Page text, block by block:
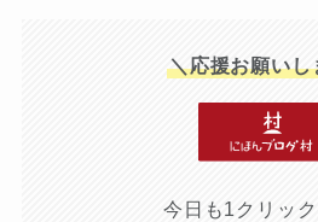
＼応援お願いし
今日も1クリッ